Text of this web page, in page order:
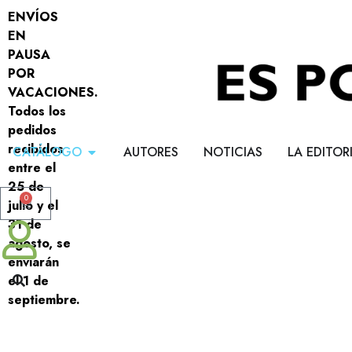
ENVÍOS
EN
PAUSA
POR
VACACIONES.
Todos los
pedidos
recibidos
entre el
25 de
julio y el
31 de
agosto, se
enviarán
el 1 de
septiembre.
CATÁLOGO AUTORES NOTICIAS LA
0